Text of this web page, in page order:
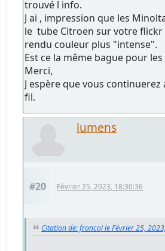
trouvé l info.
J ai , impression que les
le tube Citroen sur votre
rendu couleur plus "intense".
Est ce la même bague pour
Merci,
J espère que vous
fil.
lumens
#20 Février 25, 2023, 18:30:36
Citation de: francoi le Février 25,